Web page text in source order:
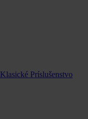
Klasické Príslušenstvo